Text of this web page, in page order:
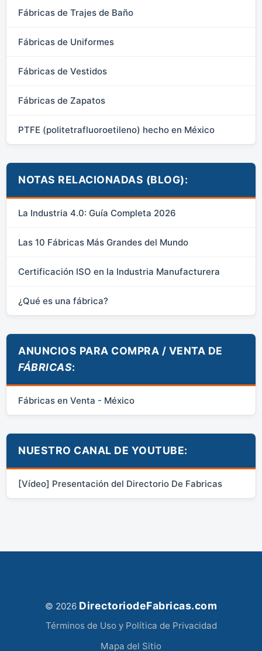
Fábricas de Trajes de Baño
Fábricas de Uniformes
Fábricas de Vestidos
Fábricas de Zapatos
PTFE (politetrafluoroetileno) hecho en México
NOTAS RELACIONADAS (BLOG):
La Industria 4.0: Guía Completa 2026
Las 10 Fábricas Más Grandes del Mundo
Certificación ISO en la Industria Manufacturera
¿Qué es una fábrica?
ANUNCIOS PARA COMPRA / VENTA DE
FÁBRICAS:
Fábricas en Venta - México
NUESTRO CANAL DE YOUTUBE:
[Vídeo] Presentación del Directorio De Fabricas
© 2026 DirectoriodeFabricas.com
Términos de Uso y Política de Privacidad
Mapa del Sitio